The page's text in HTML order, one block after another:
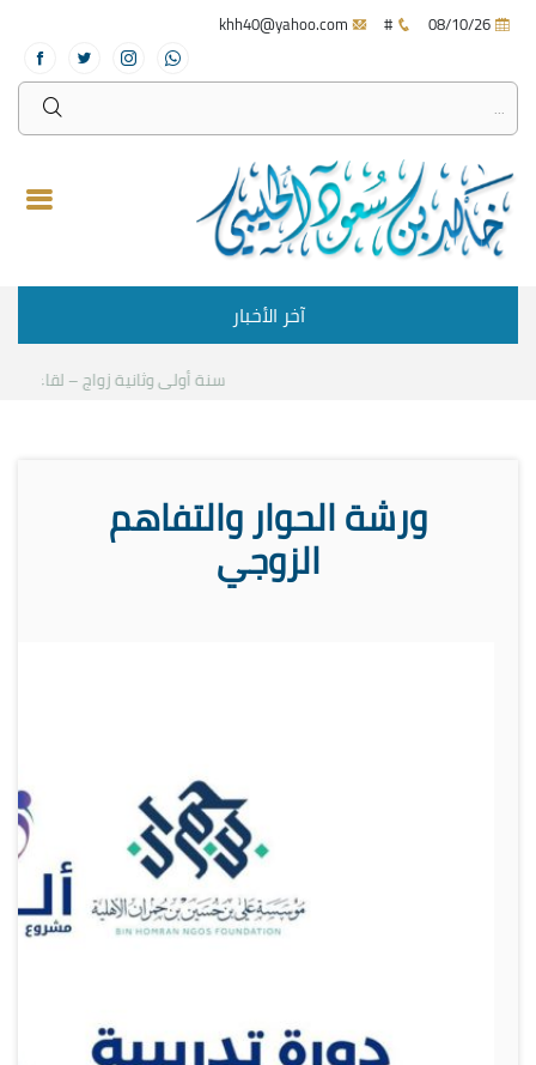
#
آخر الأخبار
سنة أولى وثانية زواج – لقاء مع
ورشة الحوار والتفاهم
الزوجي